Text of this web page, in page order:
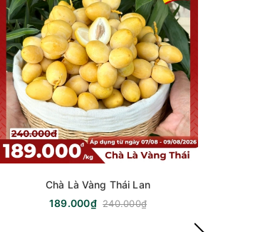
Chà Là Vàng Thái Lan
189.000₫ 240.000₫